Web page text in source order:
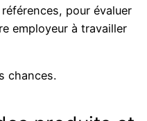
pour évaluer
employeur à travailler
chances.